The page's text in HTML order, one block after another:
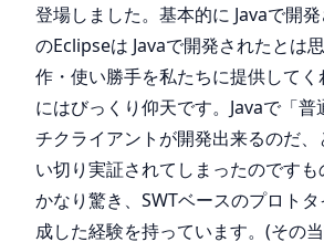
登場しました。基本的に Javaで開
のEclipseは Javaで開発されたとは
作・使い勝手を私たちに提供して
にはびっくり仰天です。Javaで「普
チクライアントが開発出来るのだ
い切り実証されてしまったのです
かなり驚き、SWTベースのプロト
成した経験を持っています。(その